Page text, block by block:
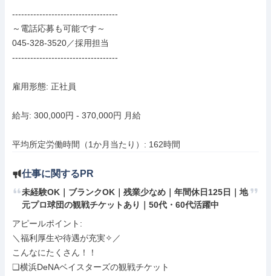
-----------------------------------
～電話応募も可能です～
045-328-3520／採用担当
-----------------------------------
雇用形態: 正社員
給与: 300,000円 - 370,000円 月給
平均所定労働時間（1か月当たり）: 162時間
仕事に関するPR
未経験OK｜ブランクOK｜残業少なめ｜年間休日125日｜地
元プロ球団の観戦チケットあり｜50代・60代活躍中
アピールポイント:
＼福利厚生や待遇が充実✧／
こんなにたくさん！！
❏横浜DeNAベイスターズの観戦チケット